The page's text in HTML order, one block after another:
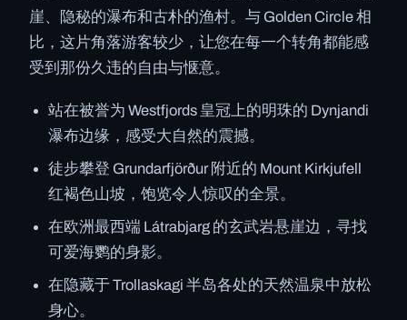
崖、隐秘的瀑布和古朴的渔村。与 Golden Circle 相
比，这片角落游客较少，让您在每一个转角都能感
受到那份久违的自由与惬意。
站在被誉为 Westfjords 皇冠上的明珠的 Dynjandi
瀑布边缘，感受大自然的震撼。
徒步攀登 Grundarfjörður 附近的 Mount Kirkjufell
红褐色山坡，饱览令人惊叹的全景。
在欧洲最西端 Látrabjarg 的玄武岩悬崖边，寻找
可爱海鹦的身影。
在隐藏于 Trollaskagi 半岛各处的天然温泉中放松
身心。